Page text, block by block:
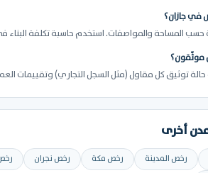
في جازان؟
حسب المساحة والمواصفات. استخدم حاسبة تكلفة
موثّقون؟
توثيق كل مقاول (مثل السجل التجاري) وتقييمات
أخرى
رخص المدينة رخص مكة رخص نجران